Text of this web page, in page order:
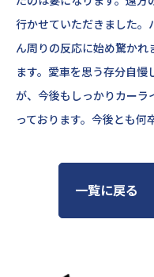
行かせていただきました。
ん周りの反応に始め驚かれ
ます。愛車を思う存分自
が、今後もしっかりカーラ
っております。今後とも何
一覧に戻る